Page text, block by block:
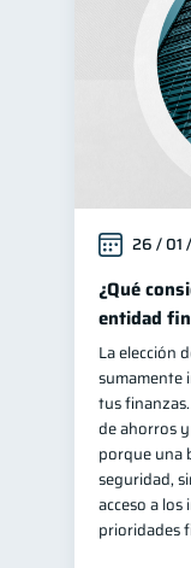
26 / 01
¿Qué
entidad
La elección
sumamente
tus
de ahorros
porque una
seguridad,
acceso a
prioridades